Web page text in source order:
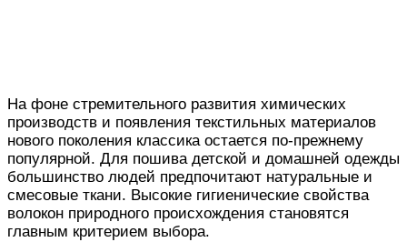
На фоне стремительного развития химических
производств и появления текстильных материалов
нового поколения классика остается по-прежнему
популярной. Для пошива детской и домашней одежды
большинство людей предпочитают натуральные и
смесовые ткани. Высокие гигиенические свойства
волокон природного происхождения становятся
главным критерием выбора.